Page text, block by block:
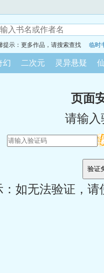
提示：更多作品，请搜索查找 临时
幻 二次元 灵异悬疑
页面
请输入
如无法验证，请